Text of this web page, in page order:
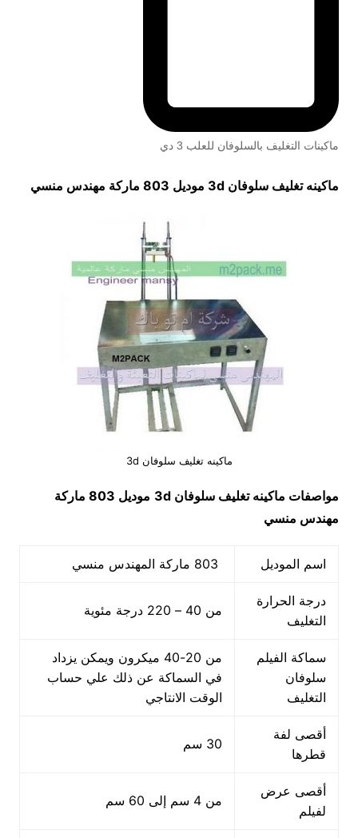
ماكينات التغليف بالسلوفان للعلب 3 دي
ماكينه تغليف سلوفان 3 d موديل 803 ماركة مهندس منسي
ماكينه تغليف سلوفان 3d
مواصفات ماكينه تغليف سلوفان 3 d
موديل 803 ماركة
مهندس منسي
اسم الموديل
درجة الحرارة
التغليف
من 40 – 220 درجة مئوية
سماكة الفيلم
سلوفان
التغليف
من 20-40 ميكرون ويمكن يزداد
في السماكة عن ذلك علي حساب
الوقت الانتاجي
أقصى لفة
قطرها
30 سم
أقصى عرض
لفيلم
من 4 سم إلى 60 سم